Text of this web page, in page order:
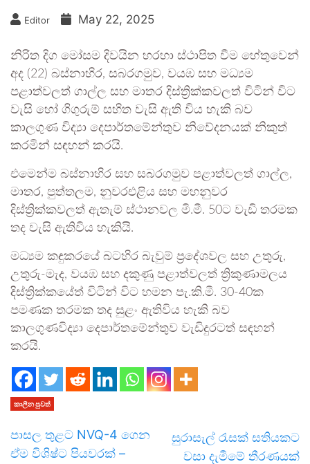
Editor May 22, 2025
නිරිත දිග මෝසම දිවයින හරහා ස්ථාපිත වීම හේතුවෙන්
අද (22) බස්නාහිර, සබරගමුව, වයඹ සහ මධ්‍යම
පළාත්වලත් ගාල්ල සහ මාතර දිස්ත්‍රික්කවලත් විටින් විට
වැසි හෝ ගිගුරුම් සහිත වැසි ඇති විය හැකි බව
කාලගුණ විද්‍යා දෙපාර්තමේන්තුව නිවේදනයක් නිකුත්
කරමින් සඳහන් කරයි.
එමෙන්ම බස්නාහිර සහ සබරගමුව පළාත්වලත් ගාල්ල,
මාතර, පුත්තලම, නුවරඑළිය සහ මහනුවර
දිස්ත්‍රික්කවලත් ඇතැම් ස්ථානවල මි.මී. 50ට වැඩි තරමක
තද වැසි ඇතිවිය හැකියි.
මධ්‍යම කඳුකරයේ බටහිර බැවුම් ප්‍රදේශවල සහ උතුරු,
උතුරු-මැද, වයඹ සහ දකුණු පළාත්වලත් ත්‍රිකුණාමලය
දිස්ත්‍රික්කයේත් විටින් විට හමන පැ.කි.මී. 30-40ක
පමණක තරමක තද සුළං ඇතිවිය හැකි බව
කාලගුණවිද්‍යා දෙපාර්තමේන්තුව වැඩිදුරටත් සඳහන්
කරයි.
කාලීන පුවත්
පාසල තුළට NVQ-4 ගෙන
ඒම විශිෂ්ට පියවරක් –
සුරාසැල් රැසක් සතියකට
වසා දැමීමේ තීරණයක්